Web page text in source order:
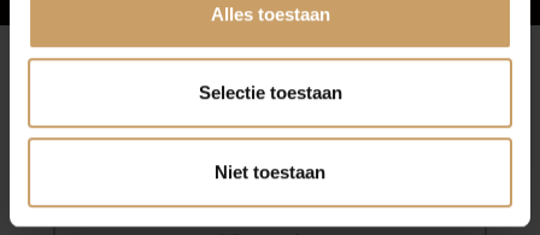
Alles toestaan
Selectie toestaan
Niet toestaan
Afleverpakketten